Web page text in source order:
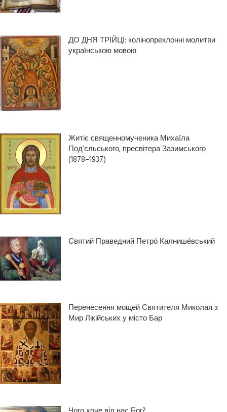
ДО ДНЯ ТРІЙЦІ: колінопреклонні молитви
українською мовою
Житіє священномученика Михаїла
Под’єльського, пресвітера Зазимського
(1878–1937)
Святий Праведний Петро́ Калнише́вський
Перенесення мощей Святителя Миколая з
Мир Лікійських у місто Бар